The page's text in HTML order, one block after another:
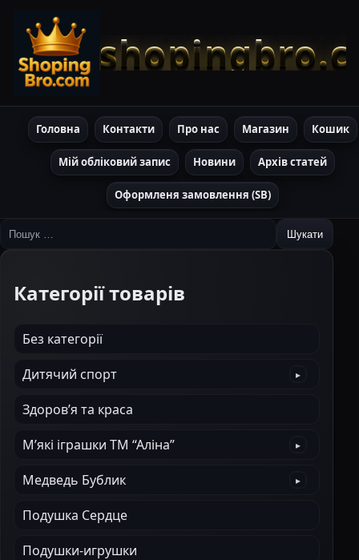
Головна Контакти Про нас Магазин Кошик
Мій обліковий запис Новини Архів статей
Оформленя замовлення (SB)
Пошук:
Категорії товарів
Без категорії
Дитячий спорт
Здоров’я та краса
М’які іграшки ТМ “Аліна”
Медведь Бублик
Подушка Сердце
Подушки-игрушки